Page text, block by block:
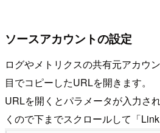
ソースアカウントの設定
ログやメトリクスの共有元アカウ
目でコピーしたURLを開きます。
URLを開くとパラメータが入力さ
くので下までスクロールして「